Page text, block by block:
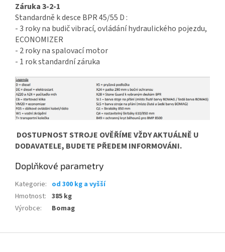
Záruka 3-2-1
Standardně k desce BPR 45/55 D :
- 3 roky na budič vibrací, ovládání hydraulického pojezdu,
ECONOMIZER
- 2 roky na spalovací motor
- 1 rok standardní záruka
DOSTUPNOST STROJE OVĚŘÍME VŽDY AKTUÁLNĚ U
DODAVATELE, BUDETE PŘEDEM INFORMOVÁNI.
Doplňkové parametry
Kategorie: od 300 kg a vyšší
Hmotnost: 385 kg
Výrobce: Bomag